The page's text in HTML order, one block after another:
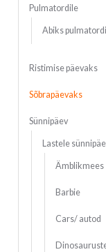
Pulmatordile
Abiks
Ristimise päevaks
Sõbrapäevaks
Sünnipäev
Lastele
Ämblikmees
Barbie
Cars/ autod